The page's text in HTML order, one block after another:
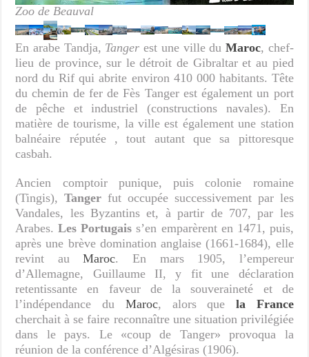
Zoo de Beauval
En arabe Tandja, Tangerest une ville duMaroc, chef-
lieu de province, sur le détroit de Gibraltar et au pied
nord du Rif qui abrite environ 410 000 habitants. Tête
du chemin de fer de Fès Tanger est également un port
de pêche et industriel (constructions navales). En
matière de tourisme, la ville est également une station
balnéaire réputée , tout autant que sa pittoresque
casbah.
Ancien comptoir punique, puis colonie romaine
(Tingis),Tanger fut occupée successivement par les
Vandales, les Byzantins et, à partir de 707, par les
Arabes.Les Portugais s’en emparèrent en 1471, puis,
après une brève domination anglaise (1661-1684), elle
revint auMaroc. En mars 1905, l’empereur
d’Allemagne, Guillaume II, y fit une déclaration
retentissante en faveur de la souveraineté et de
l’indépendance du Maroc, alors quela France
cherchait à se faire reconnaître une situation privilégiée
dans le pays. Le «coup de Tanger» provoqua la
réunion de la conférence d’Algésiras (1906).